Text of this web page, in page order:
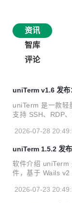
资讯
智库
评论
uniTerm v1.6 发布
容器管理、AI 技能
uniTerm 是一款轻
支持 SSH、RDP
Shell 命令。 本次
同时让 AI 能力从
令」，并补齐了
批实用能力。 软
2026-07-28
uniTerm 1.5.2 发
换背景、RDP 功能
软件介绍 uniTerm
件，基于 Wails v2
一个不到 10MB
2026-07-23